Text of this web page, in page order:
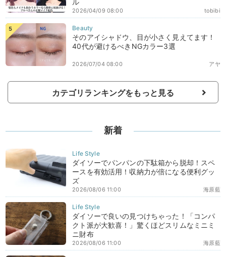
ル
tobibi
2026/04/09 08:00
そのアイシャドウ、目が小さく見えてます！
40代が避けるべきNGカラー3選
アヤ
2026/07/04 08:00
カテゴリランキングをもっと見る
新着
ダイソーでパンパンの下駄箱から脱却！スペ
ースを有効活用！収納力が倍になる便利グッ
ズ
海原藍
2026/08/06 11:00
ダイソーで良いの見つけちゃった！「コンパ
クト派が大歓喜！」驚くほどスリムなミニミ
ニ財布
海原藍
2026/08/06 11:00